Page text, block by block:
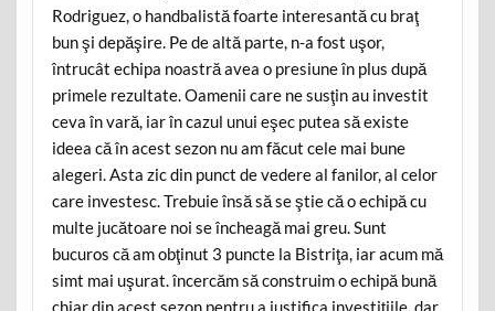
Rodriguez, o handbalistă foarte interesantă cu braţ
bun şi depăşire. Pe de altă parte, n-a fost uşor,
întrucât echipa noastră avea o presiune în plus după
primele rezultate. Oamenii care ne susţin au investit
ceva în vară, iar în cazul unui eşec putea să existe
ideea că în acest sezon nu am făcut cele mai bune
alegeri. Asta zic din punct de vedere al fanilor, al celor
care investesc. Trebuie însă să se ştie că o echipă cu
multe jucătoare noi se încheagă mai greu. Sunt
bucuros că am obţinut 3 puncte la Bistriţa, iar acum mă
simt mai uşurat. încercăm să construim o echipă bună
chiar din acest sezon pentru a justifica investiţiile, dar